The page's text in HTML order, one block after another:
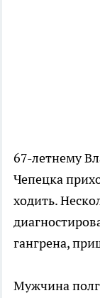
67-летнему
Чепецка
ходить.
гангрена,
Мужчина